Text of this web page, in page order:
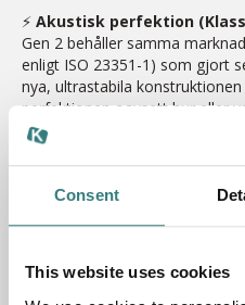
Consent
This website uses cookies
⚡️ Akustisk perfektion
Gen 2 behåller samma
enligt ISO 23351-1) som gjort
nya, ultrastabila
perfektionen oavsett hur eller
en pålitlig, tvåvägs sekretess
ljudmaskering behövs.
Friskare luft med dubbelt
har styrt utvecklingen från dag
som är dubbelt så högt som
⚡️ Full kontroll över din miljö